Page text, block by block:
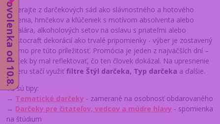
Vyberajte z darčekových sád ako slávnostného a hotového
riešenia, hrnčekov a kľúčeniek s motívom absolventa alebo
bakalára, alkoholových setov na oslavu s priateľmi alebo
Crystocraft dekorácií ako trvalé pripomienky - výber je zostavený
priamo pre túto príležitosť. Promócia je jeden z najväčších dní –
darček by mal reflektovať, čo ten človek dokázal. Na upresnenie
výberu stačí využiťfiltre Štýl darčeka, Typ darčeka a ďalšie.
Tu sú tipy:
→ Tematické darčeky - zamerané na osobnosť obdarovaného
→ Darčeky pre čitateľov, vedcov a múdre hlavy - spomienka
na štúdium
Dovolenka od 10.8.